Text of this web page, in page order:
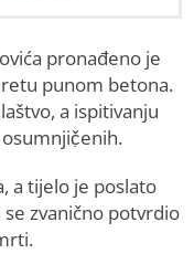
pronađeno je
punom betona.
a ispitivanju
a tijelo je poslato
zvanično potvrdio